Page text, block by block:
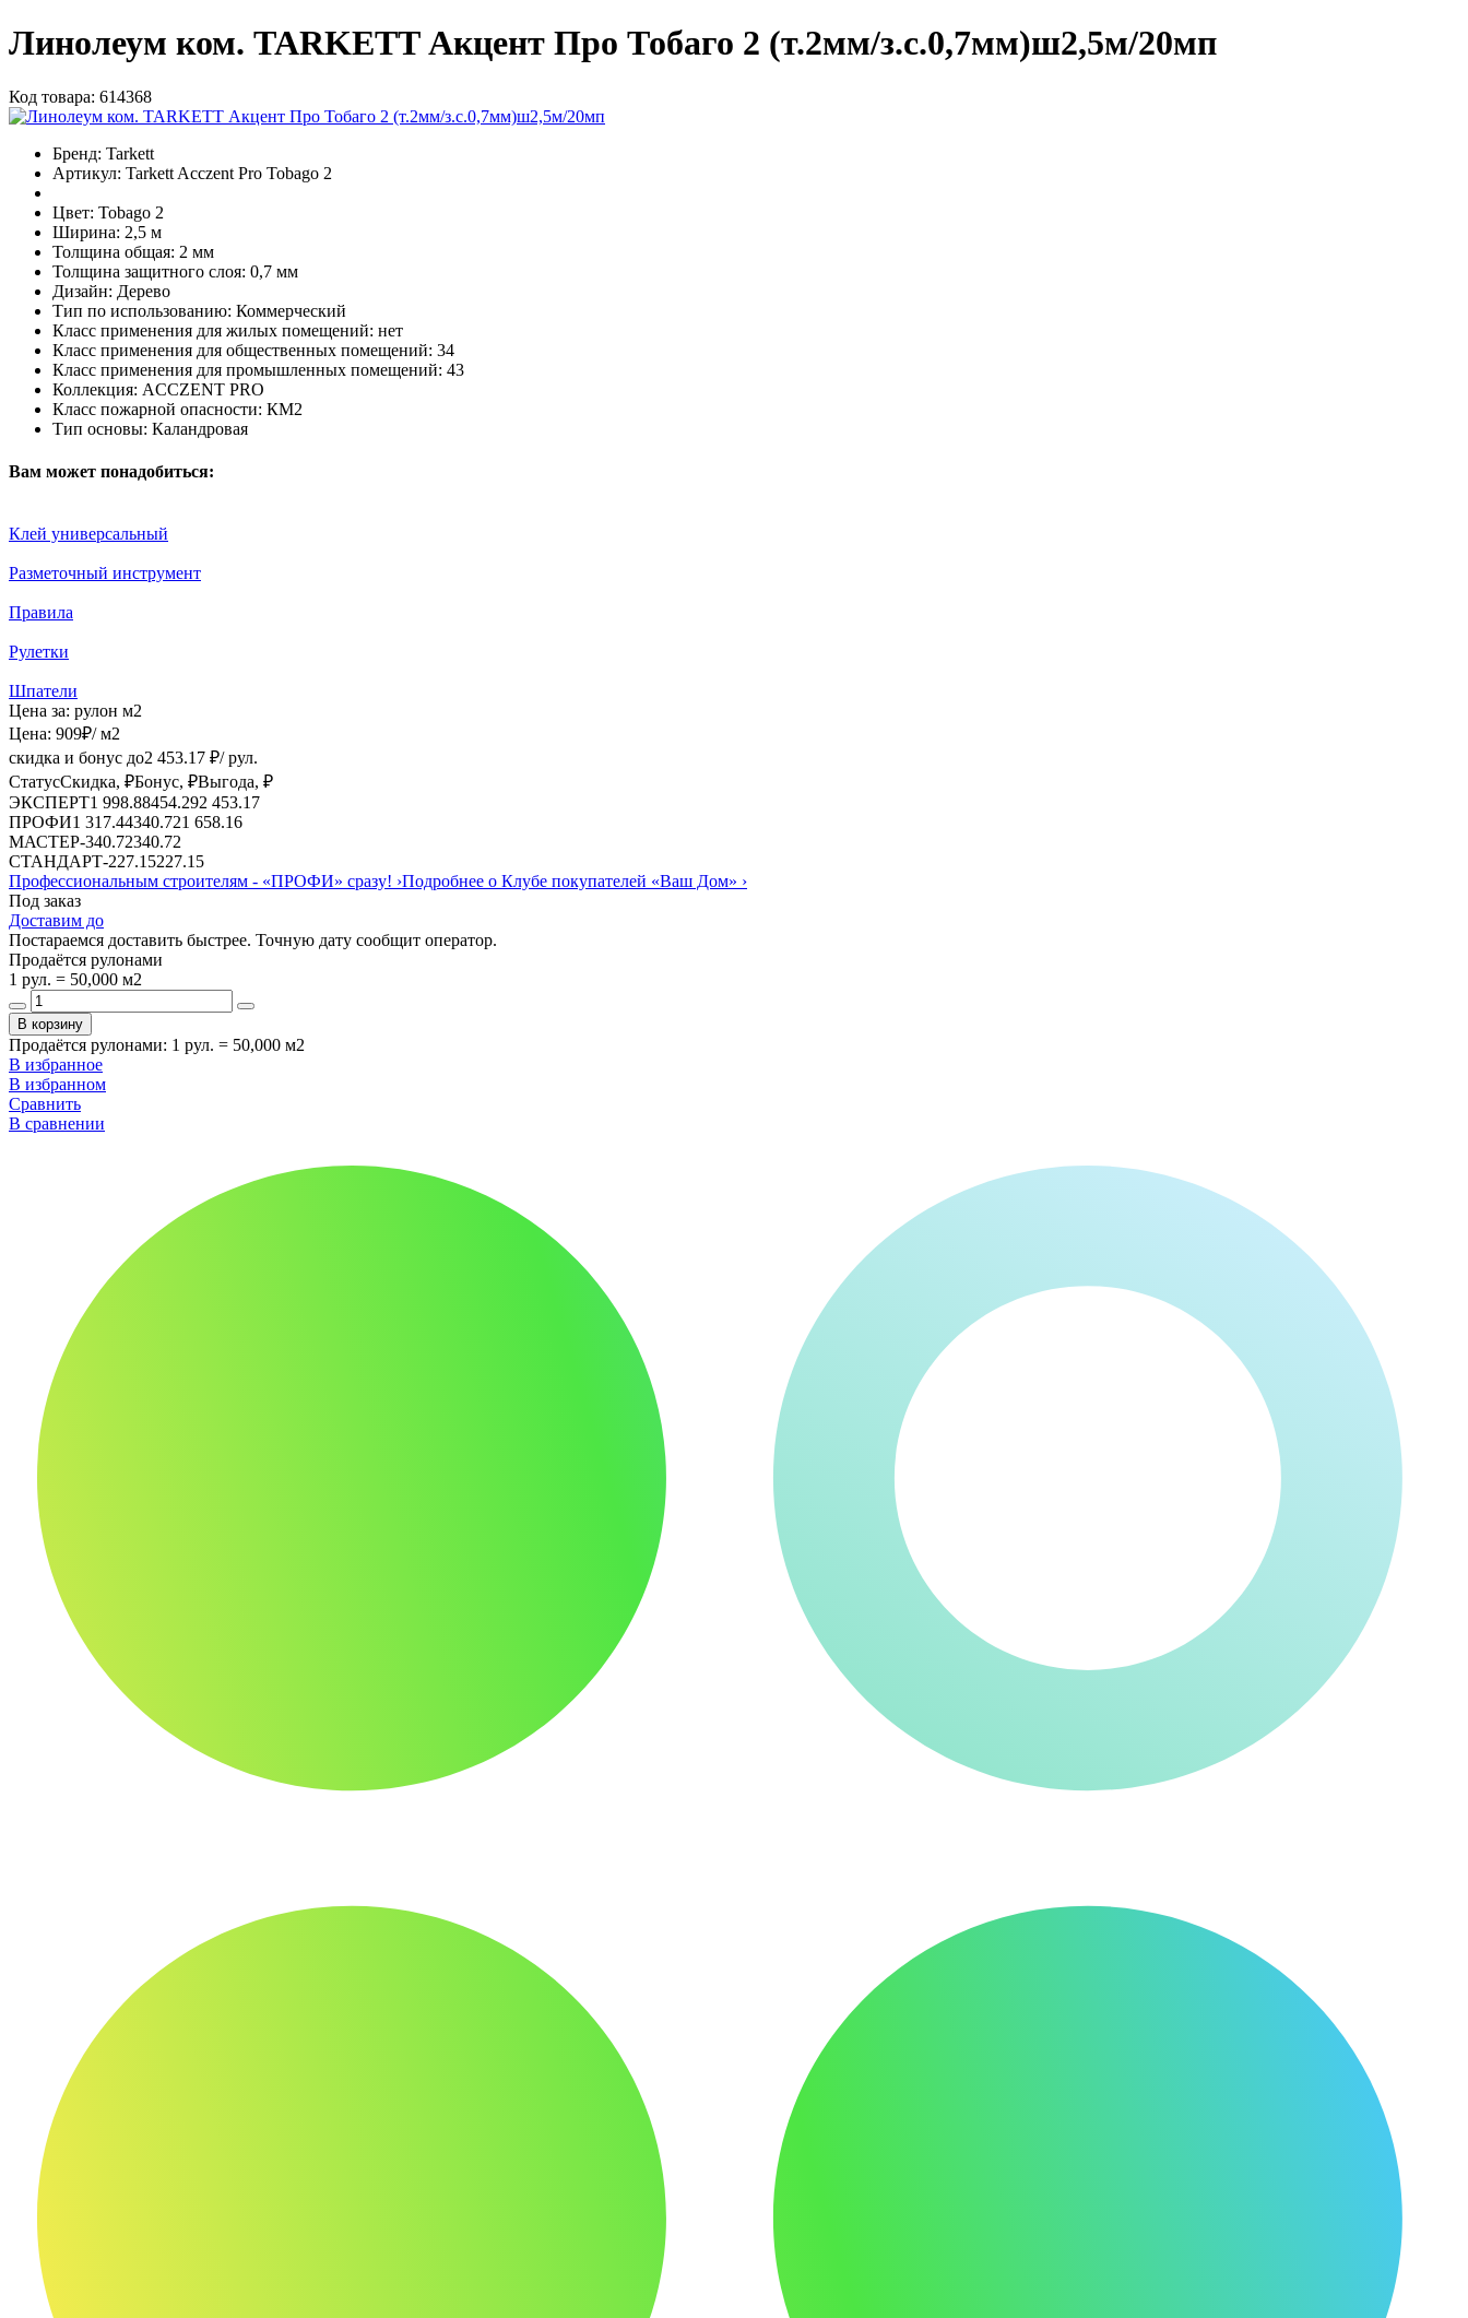
Линолеум ком. TARKETT Акцент Про Тобаго 2 (т.2мм/з.с.0,7мм)ш2,5м/20мп
Код товара: 614368
Бренд: Tarkett
Артикул: Tarkett Acczent Pro Tobago 2
Цвет: Tobago 2
Ширина: 2,5 м
Толщина общая: 2 мм
Толщина защитного слоя: 0,7 мм
Дизайн: Дерево
Тип по использованию: Коммерческий
Класс применения для жилых помещений: нет
Класс применения для общественных помещений: 34
Класс применения для промышленных помещений: 43
Коллекция: ACCZENT PRO
Класс пожарной опасности: КМ2
Тип основы: Каландровая
Вам может понадобиться:
Клей универсальный
Разметочный инструмент
Правила
Рулетки
Шпатели
Цена за: рулон м2
Цена: 909₽/ м2
скидка и бонус до2 453.17 ₽/ рул.
СтатусСкидка, ₽Бонус, ₽Выгода, ₽
ЭКСПЕРТ1 998.88454.292 453.17
ПРОФИ1 317.44340.721 658.16
МАСТЕР-340.72340.72
СТАНДАРТ-227.15227.15
Профессиональным строителям - «ПРОФИ» сразу! ›Подробнее о Клубе покупателей «Ваш Дом» ›
Под заказ
Доставим до
Постараемся доставить быстрее. Точную дату сообщит оператор.
Продаётся рулонами
1 рул. = 50,000 м2
В корзину
Продаётся рулонами: 1 рул. = 50,000 м2
В избранное
В избранном
Сравнить
В сравнении